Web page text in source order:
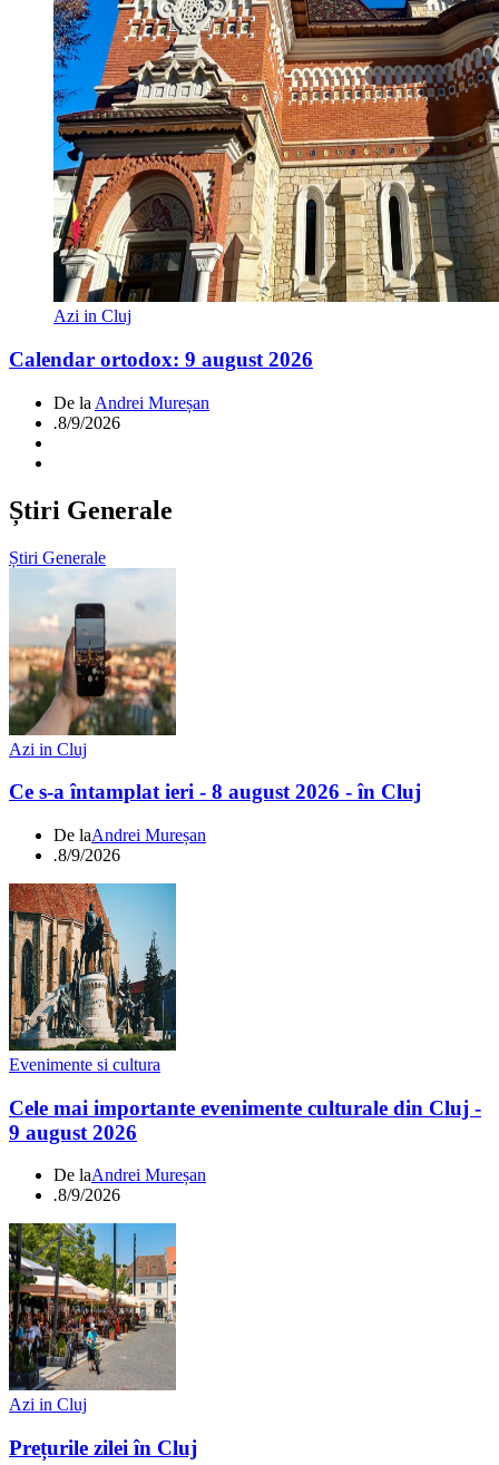
Azi in Cluj
Calendar ortodox: 9 august 2026
De la Andrei Mureșan
.8/9/2026
Știri Generale
Știri Generale
Azi in Cluj
Ce s-a întamplat ieri - 8 august 2026 - în Cluj
De laAndrei Mureșan
.8/9/2026
Evenimente si cultura
Cele mai importante evenimente culturale din Cluj -
9 august 2026
De laAndrei Mureșan
.8/9/2026
Azi in Cluj
Prețurile zilei în Cluj